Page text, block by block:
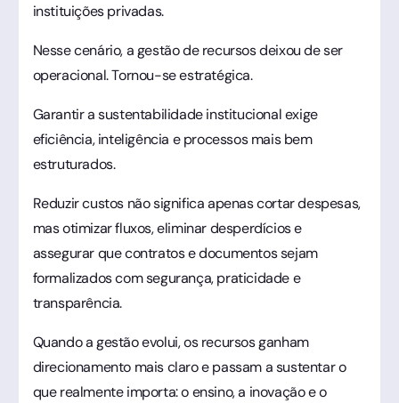
instituições privadas.
Nesse cenário, a gestão de recursos deixou de ser
operacional. Tornou-se estratégica.
Garantir a sustentabilidade institucional exige
eficiência, inteligência e processos mais bem
estruturados.
Reduzir custos não significa apenas cortar despesas,
mas otimizar fluxos, eliminar desperdícios e
assegurar que contratos e documentos sejam
formalizados com segurança, praticidade e
transparência.
Quando a gestão evolui, os recursos ganham
direcionamento mais claro e passam a sustentar o
que realmente importa: o ensino, a inovação e o